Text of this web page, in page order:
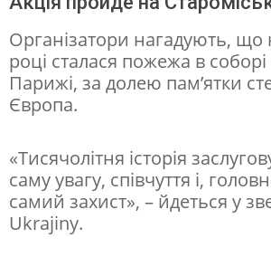
д
о
к
р
с
і
й
Організатори нагадують, що
році сталася пожежа в
Парижі, за долею пам’ятки
Європа.
«Тисячолітня історія
саму увагу, співчуття і,
самий захист», – йдеться у
Ukrajiny.